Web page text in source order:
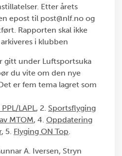
Etter årets
epost til post@nlf.no og
Rapporten skal ikke
i klubben
gitt under Luftsportsuka
du vite om den nye
er fem tema lagret som
LAPL, 2. Sportsflyging
MTOM, 4. Oppdatering
, 5. Flyging ON Top.
A. Iversen, Stryn